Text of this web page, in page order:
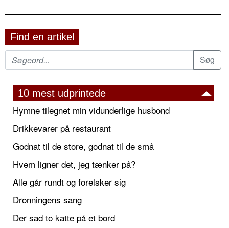
Find en artikel
10 mest udprintede
Hymne tilegnet min vidunderlige husbond
Drikkevarer på restaurant
Godnat til de store, godnat til de små
Hvem ligner det, jeg tænker på?
Alle går rundt og forelsker sig
Dronningens sang
Der sad to katte på et bord